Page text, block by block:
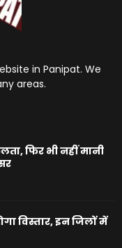
in Panipat. We
areas.
फिर भी नहीं मानी
विस्तार, इन जिलों में